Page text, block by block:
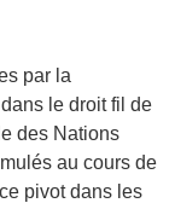
par la
le droit fil de
des Nations
au cours de
pivot dans les